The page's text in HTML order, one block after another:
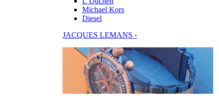
Michael Kors
Diesel
JACQUES LEMANS ›